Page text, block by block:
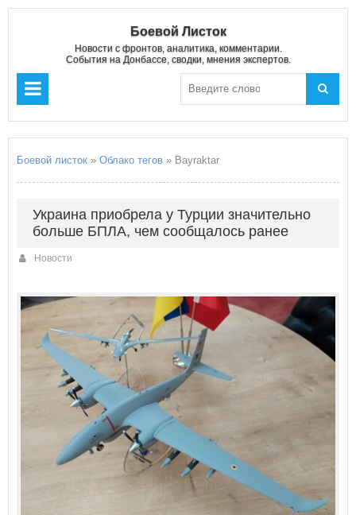
Боевой Листок
Новости с фронтов, аналитика, комментарии.
События на Донбассе, сводки, мнения экспертов.
Боевой листок » Облако тегов » Bayraktar
Украина приобрела у Турции значительно
больше БПЛА, чем сообщалось ранее
Новости